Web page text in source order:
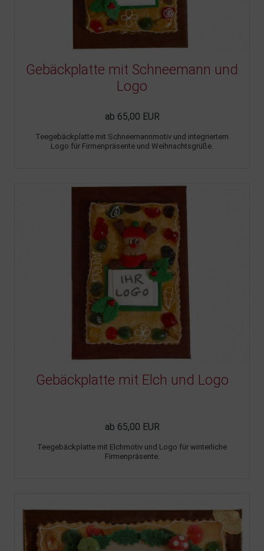
Gebäckplatte mit Schneemann und
Logo
ab 65,00 EUR
Teegebäckplatte mit Schneemannmotiv und integriertem
Logo für Firmenpräsente und Weihnachtsgrüße.
Gebäckplatte mit Elch und Logo
ab 65,00 EUR
Teegebäckplatte mit Elchmotiv und Logo für winterliche
Firmenpräsente.